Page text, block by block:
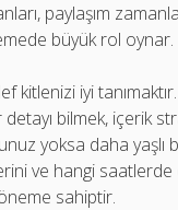
paylaşım
büyük rol oynar.
kitlenizi iyi
bilmek, içerik
yoksa daha
ve hangi saatlerde
sahiptir.